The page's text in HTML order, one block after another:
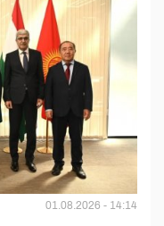
01.08.2026 - 14:14